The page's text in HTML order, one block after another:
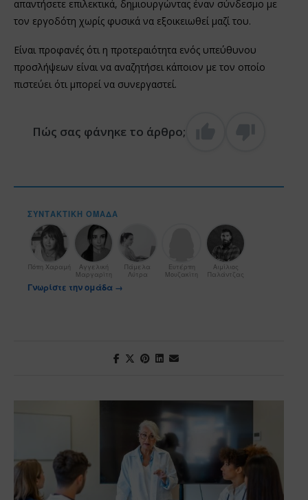
απαντήσετε επιλεκτικά, δημιουργώντας έναν σύνδεσμο με
τον εργοδότη χωρίς φυσικά να εξοικειωθεί μαζί του.
Είναι προφανές ότι η προτεραιότητα ενός υπεύθυνου
προσλήψεων είναι να αναζητήσει κάποιον με τον οποίο
πιστεύει ότι μπορεί να συνεργαστεί.
Πώς σας φάνηκε το άρθρο;
ΣΥΝΤΑΚΤΙΚΉ ΟΜΆΔΑ
Πόπη Χαραμή
Αγγελική
Μαργαρίτη
Πάμελα
Λύτρα
Ευτέρπη
Μουζακίτη
Αιμίλιος
Παλάντζας
Γνωρίστε την ομάδα →